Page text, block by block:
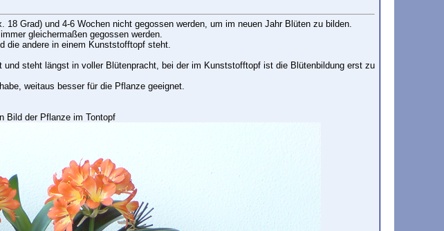
Grad) und 4-6 Wochen nicht gegossen werden, um im neuen Jahr Blüten zu bilden.
gleichermaßen gegossen werden.
die andere in einem Kunststofftopf steht.
steht längst in voller Blütenpracht, bei der im Kunststofftopf ist die Blütenbildung erst zu
weitaus besser für die Pflanze geeignet.
Bild der Pflanze im Tontopf